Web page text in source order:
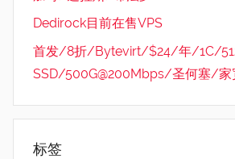
Dedirock目前在售VPS
首发/8折/Bytevirt/$24/年/1C/
SSD/500G@200Mbps/圣何塞/
标签